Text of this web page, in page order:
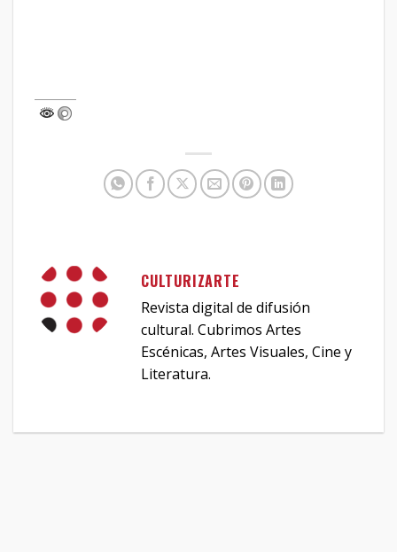
CULTURIZARTE
Revista digital de difusión
cultural. Cubrimos Artes
Escénicas, Artes Visuales, Cine y
Literatura.